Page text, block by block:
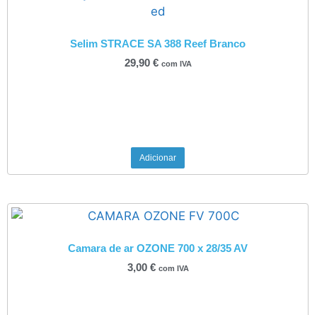
Selim STRACE SA 388 Reef Branco
29,90 € com IVA
Adicionar
Camara de ar OZONE 700 x 28/35 AV
3,00 € com IVA